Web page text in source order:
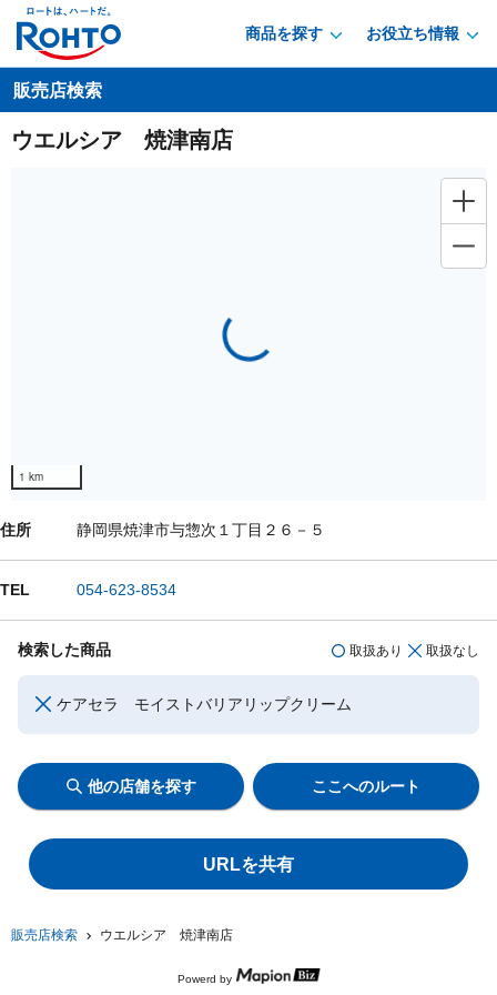
商品を探す お役立ち情報
販売店検索 ウエルシア 焼津南店
販売店検索
ウエルシア 焼津南店
住所 静岡県焼津市与惣次１丁目２６－５
TEL 054-623-8534
検索した商品 取扱あり 取扱なし
ケアセラ モイストバリアリップクリーム
他の店舗を探す ここへのルート
URLを共有
Loading...
1 km
Powerd by